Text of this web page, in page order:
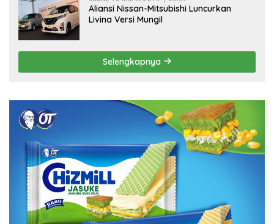
Aliansi Nissan-Mitsubishi Luncurkan
Livina Versi Mungil
Selengkapnya